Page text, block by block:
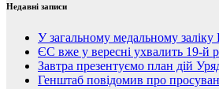
Недавні записи
У загальному медальному заліку
ЄС вже у вересні ухвалить 19-й
Завтра презентуємо план дій
Генштаб повідомив про